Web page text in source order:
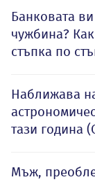
Банковата
чужбина?
стъпка по
Наближава
тази година
Мъж,